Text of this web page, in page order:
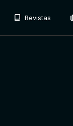
Revistas